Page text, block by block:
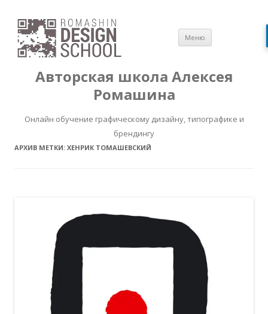
Авторская школа Алексея
Ромашина
Онлайн обучение графическому дизайну, типографике и
брендингу
Меню
содержимому
АРХИВ МЕТКИ: ХЕНРИК ТОМАШЕВСКИЙ